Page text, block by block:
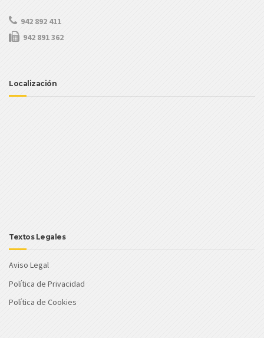
942 892 411
942 891 362
Localización
Textos Legales
Aviso Legal
Política de Privacidad
Política de Cookies